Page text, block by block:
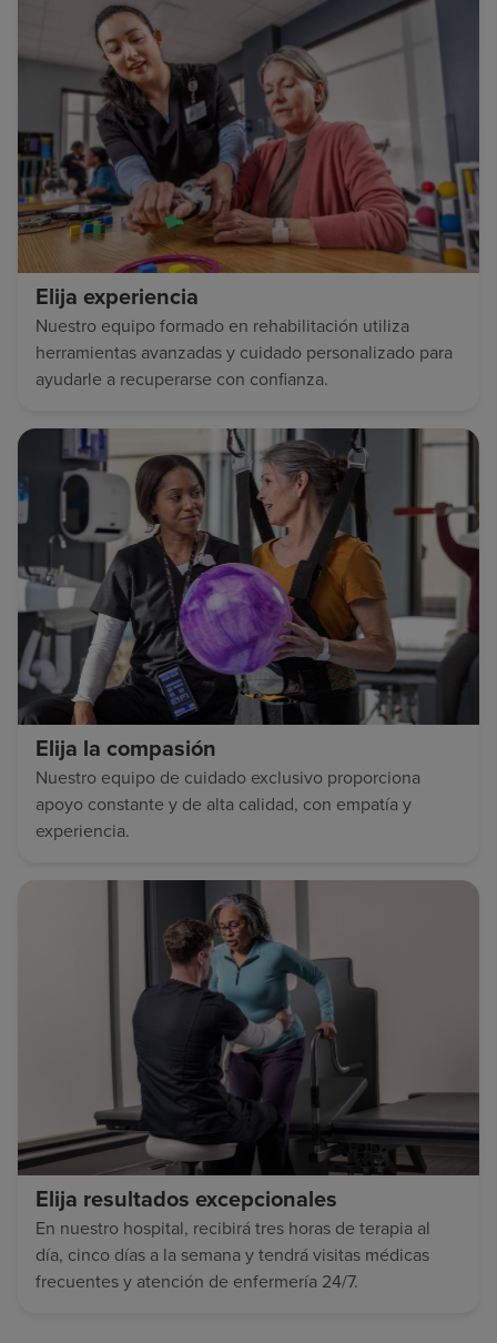
Elija experiencia
Nuestro equipo formado en rehabilitación utiliza
herramientas avanzadas y cuidado personalizado para
ayudarle a recuperarse con confianza.
Elija la compasión
Nuestro equipo de cuidado exclusivo proporciona
apoyo constante y de alta calidad, con empatía y
experiencia.
Elija resultados excepcionales
En nuestro hospital, recibirá tres horas de terapia al
día, cinco días a la semana y tendrá visitas médicas
frecuentes y atención de enfermería 24/7.